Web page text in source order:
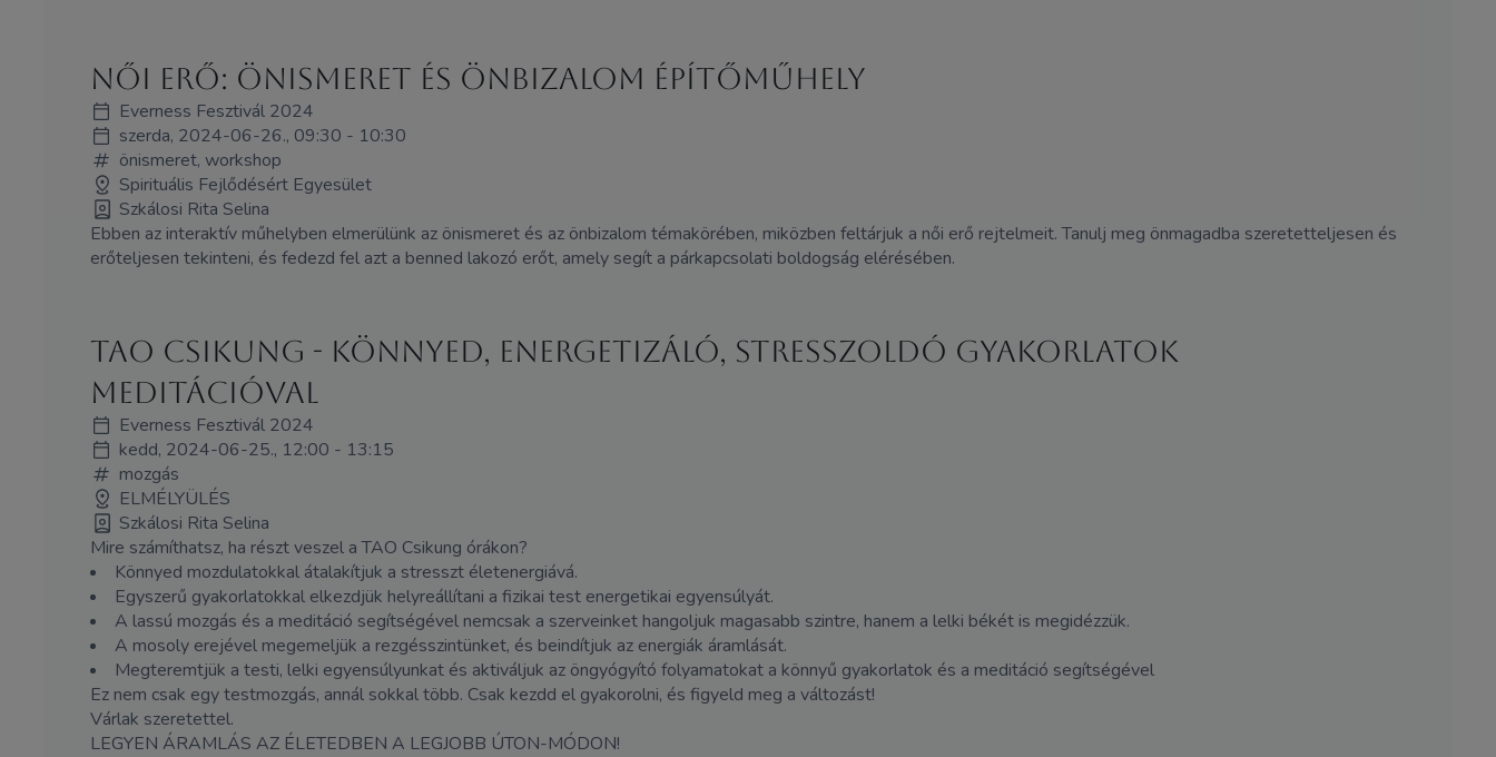
Női erő: önismeret és önbizalom építőműhely
Everness Fesztivál 2024
szerda, 2024-06-26., 09:30 - 10:30
önismeret, workshop
Spirituális Fejlődésért Egyesület
Szkálosi Rita Selina
Ebben az interaktív műhelyben elmerülünk az önismeret és az önbizalom témakörében, miközben feltárjuk a női erő rejtelmeit. Tanulj meg önmagadba szeretetteljesen és
erőteljesen tekinteni, és fedezd fel azt a benned lakozó erőt, amely segít a párkapcsolati boldogság elérésében.
TAO Csikung - könnyed, energetizáló, stresszoldó gyakorlatok
meditációval
Everness Fesztivál 2024
kedd, 2024-06-25., 12:00 - 13:15
mozgás
ELMÉLYÜLÉS
Szkálosi Rita Selina
Mire számíthatsz, ha részt veszel a TAO Csikung órákon?
Könnyed mozdulatokkal átalakítjuk a stresszt életenergiává.
Egyszerű gyakorlatokkal elkezdjük helyreállítani a fizikai test energetikai egyensúlyát.
A lassú mozgás és a meditáció segítségével nemcsak a szerveinket hangoljuk magasabb szintre, hanem a lelki békét is megidézzük.
A mosoly erejével megemeljük a rezgésszintünket, és beindítjuk az energiák áramlását.
Megteremtjük a testi, lelki egyensúlyunkat és aktiváljuk az öngyógyító folyamatokat a könnyű gyakorlatok és a meditáció segítségével
Ez nem csak egy testmozgás, annál sokkal több. Csak kezdd el gyakorolni, és figyeld meg a változást!
Várlak szeretettel.
LEGYEN ÁRAMLÁS AZ ÉLETEDBEN A LEGJOBB ÚTON-MÓDON!